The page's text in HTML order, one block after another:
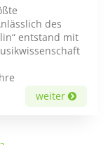
des
entstand mit
weiter